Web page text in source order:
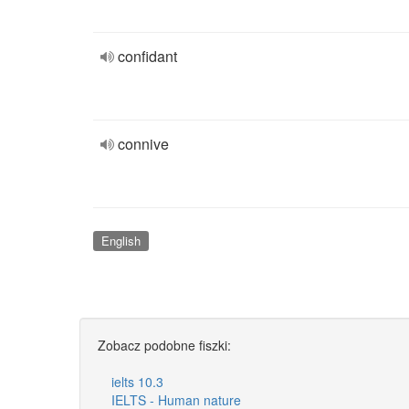
confidant
connive
English
Zobacz podobne fiszki:
ielts 10.3
IELTS - Human nature